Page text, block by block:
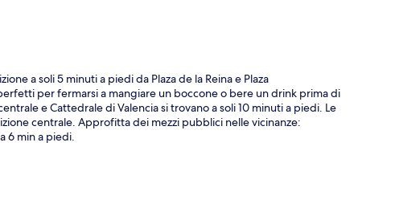
a soli 5 minuti a piedi da Plaza de la Reina e Plaza
per fermarsi a mangiare un boccone o bere un drink prima di
e Cattedrale di Valencia si trovano a soli 10 minuti a piedi. Le
centrale. Approfitta dei mezzi pubblici nelle vicinanze:
6 min a piedi.